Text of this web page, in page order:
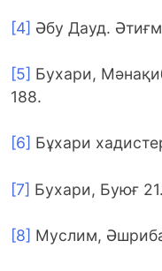
[4] Әбу Дауд.
[5] Бухари,
188.
[6] Бұхари
[7] Бухари, Буюғ
[8] Муслим,